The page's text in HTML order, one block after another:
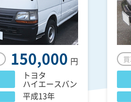
150,000 円
トヨタ
ハイエースバン
平成13年